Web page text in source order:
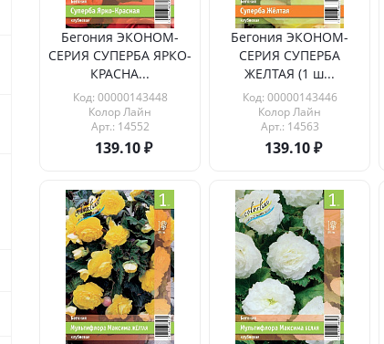
Бегония ЭКОНОМ-
СЕРИЯ СУПЕРБА ЯРКО-
КРАСНА...
Код: 00000143448
Колор Лайн
Арт.: 14552
139.10
Бегония ЭКОНОМ-
СЕРИЯ СУПЕРБА
ЖЕЛТАЯ (1 ш...
Код: 00000143446
Колор Лайн
Арт.: 14563
139.10